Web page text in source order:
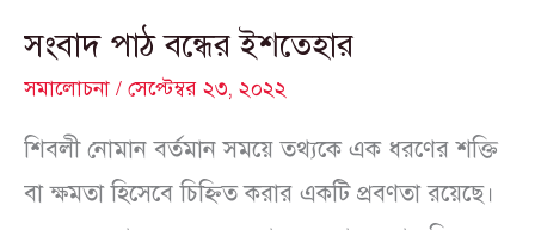
সংবাদ পাঠ বন্ধের ইশতেহার
সমালোচনা / সেপ্টেম্বর ২৩, ২০২২
শিবলী নোমান বর্তমান সময়ে তথ্যকে এক ধরণের শক্তি
বা ক্ষমতা হিসেবে চিহ্নিত করার একটি প্রবণতা রয়েছে।